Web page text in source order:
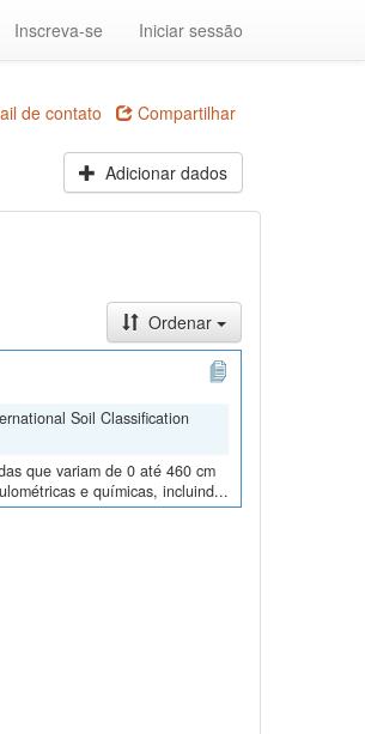
Inscreva-se Iniciar sessão
de contato Compartilhar
Adicionar dados
Ordenar
Soil Classification
que variam de 0 até 460 cm
e químicas, incluind...